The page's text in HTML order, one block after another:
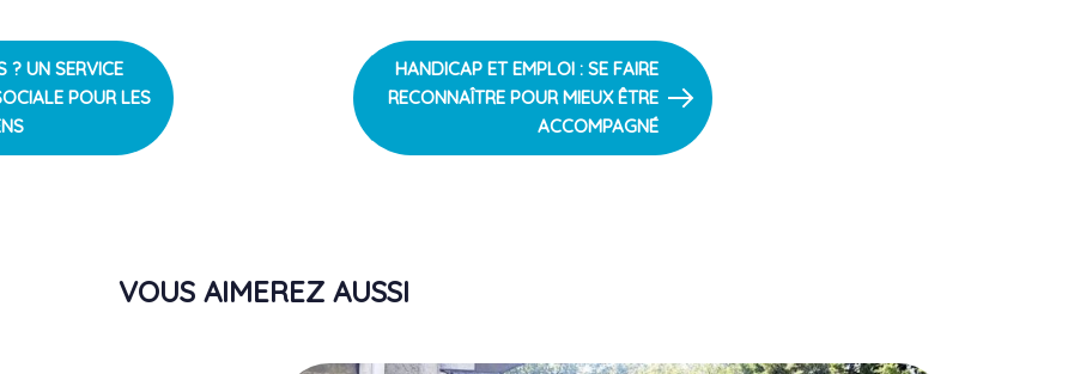
? UN SERVICE
POUR LES
NEXT
ARTICLE
HANDICAP ET EMPLOI : SE FAIRE
RECONNAÎTRE POUR MIEUX ÊTRE
ACCOMPAGNÉ
VOUS AIMEREZ AUSSI